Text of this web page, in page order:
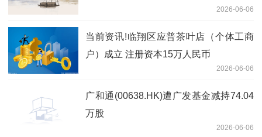
2026-06-06
当前资讯!临翔区应普茶叶店（个体工商
户）成立 注册资本15万人民币
2026-06-06
广和通(00638.HK)遭广发基金减持74.04
万股
2026-06-06